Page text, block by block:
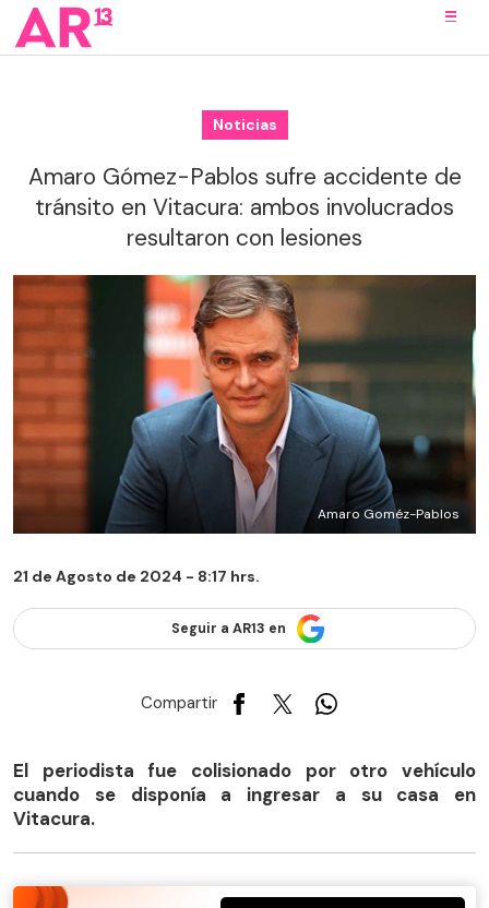
Noticias
Amaro Gómez-Pablos sufre accidente de
tránsito en Vitacura: ambos involucrados
resultaron con lesiones
Amaro Goméz-Pablos
21 de Agosto de 2024 - 8:17 hrs.
Seguir a AR13 en
Compartir
El periodista fue colisionado por otro vehículo
cuando se disponía a ingresar a su casa en
Vitacura.